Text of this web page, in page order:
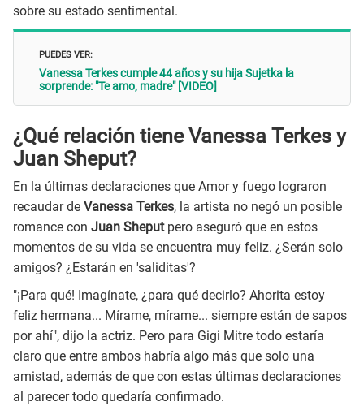
sobre su estado sentimental.
PUEDES VER:
Vanessa Terkes cumple 44 años y su hija Sujetka la
sorprende: "Te amo, madre" [VIDEO]
¿Qué relación tiene Vanessa Terkes y
Juan Sheput?
En la últimas declaraciones que Amor y fuego lograron
recaudar de Vanessa Terkes, la artista no negó un posible
romance con Juan Sheputpero aseguró que en estos
momentos de su vida se encuentra muy feliz. ¿Serán solo
amigos? ¿Estarán en 'saliditas'?
"¡Para qué! Imagínate, ¿para qué decirlo? Ahorita estoy
feliz hermana... Mírame, mírame... siempre están de sapos
por ahí", dijo la actriz. Pero para Gigi Mitre todo estaría
claro que entre ambos habría algo más que solo una
amistad, además de que con estas últimas declaraciones
al parecer todo quedaría confirmado.